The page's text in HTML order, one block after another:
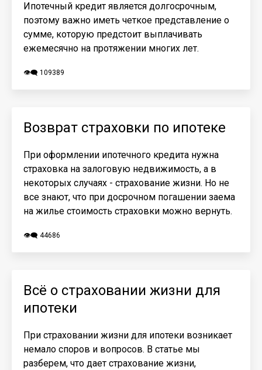
Ипотечный кредит является долгосрочным,
поэтому важно иметь четкое представление о
сумме, которую предстоит выплачивать
ежемесячно на протяжении многих лет.
👁️‍🗨️ 109389
Возврат страховки по ипотеке
При оформлении ипотечного кредита нужна
страховка на залоговую недвижимость, а в
некоторых случаях - страхование жизни. Но не
все знают, что при досрочном погашении заема
на жилье стоимость страховки можно вернуть.
👁️‍🗨️ 44686
Всё о страховании жизни для
ипотеки
При страховании жизни для ипотеки возникает
немало споров и вопросов. В статье мы
разберем, что дает страхование жизни,